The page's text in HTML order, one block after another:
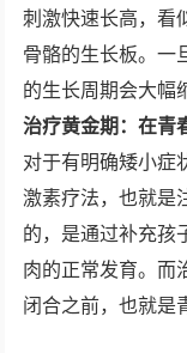
刺激快速长高，看
骨骼的生长板。一
的生长周期会大幅
治疗黄金期：在青
对于有明确矮小症
激素疗法，也就是
的，是通过补充孩
肉的正常发育。而
闭合之前，也就是